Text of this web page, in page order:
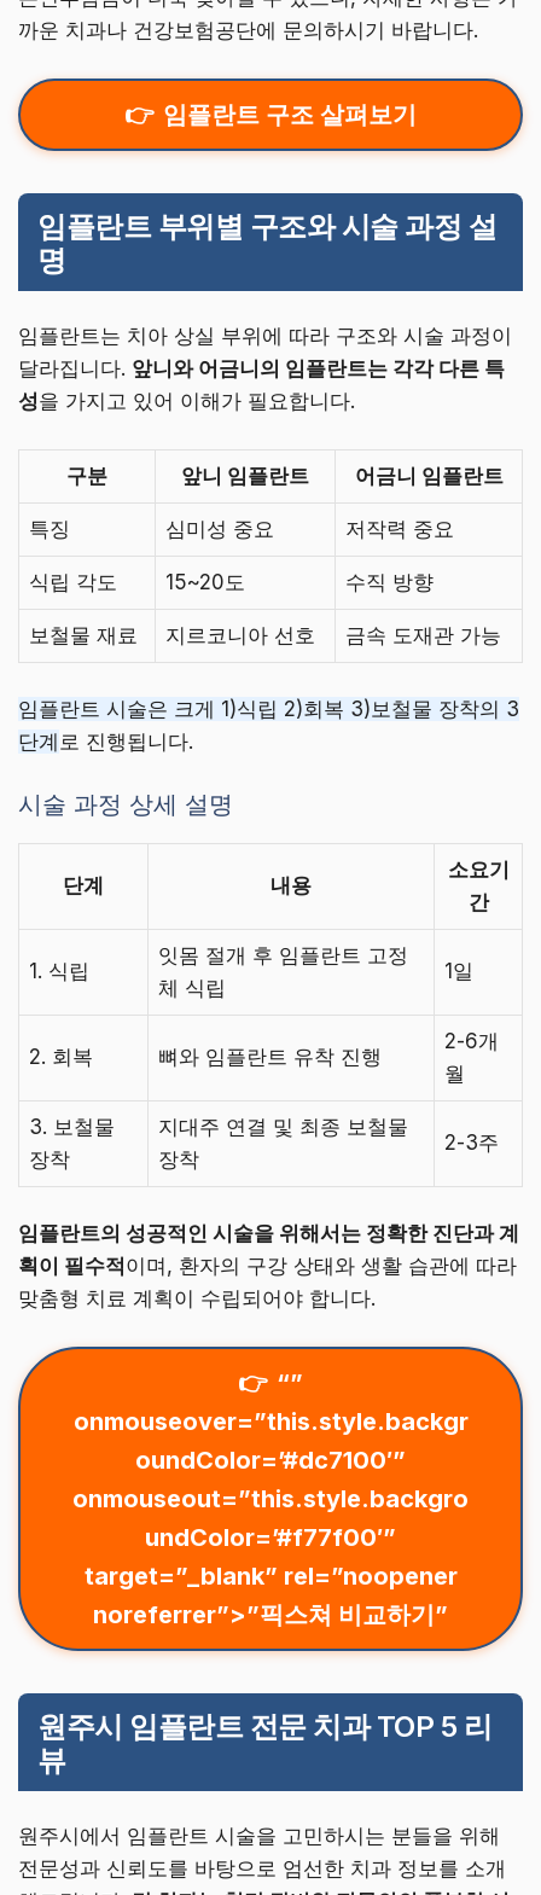
까운 치과나 건강보험공단에 문의하시기 바랍니다.
임플란트 구조 살펴보기
임플란트 부위별 구조와 시술 과정 설
명
임플란트는 치아 상실 부위에 따라 구조와 시술 과정이
달라집니다. 앞니와 어금니의 임플란트는 각각 다른 특
성을 가지고 있어 이해가 필요합니다.
구분 앞니 임플란트 어금니 임플란트
특징 심미성 중요 저작력 중요
식립 각도 15~20도 수직 방향
보철물 재료 지르코니아 선호 금속 도재관 가능
임플란트 시술은 크게 1)식립 2)회복 3)보철물 장착의 3
단계 로 진행됩니다.
시술 과정 상세 설명
단계 내용
소요기
간
1. 식립
잇몸 절개 후 임플란트 고정
체 식립
1일
2. 회복 뼈와 임플란트 유착 진행
2-6개
월
3. 보철물
장착
지대주 연결 및 최종 보철물
장착
2-3주
임플란트의 성공적인 시술을 위해서는 정확한 진단과 계
획이 필수적 이며, 환자의 구강 상태와 생활 습관에 따라
맞춤형 치료 계획이 수립되어야 합니다.
“”
onmouseover=”this.style.backgr
oundColor=’#dc7100′”
onmouseout=”this.style.backgro
undColor=’#f77f00′”
target=”_blank” rel=”noopener
noreferrer”>”픽스쳐 비교하기”
원주시 임플란트 전문 치과 TOP 5 리
뷰
원주시에서 임플란트 시술을 고민하시는 분들을 위해
전문성과 신뢰도를 바탕으로 엄선한 치과 정보를 소개